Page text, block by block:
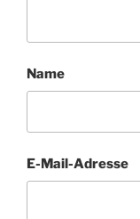
Name
E-Mail-Adresse